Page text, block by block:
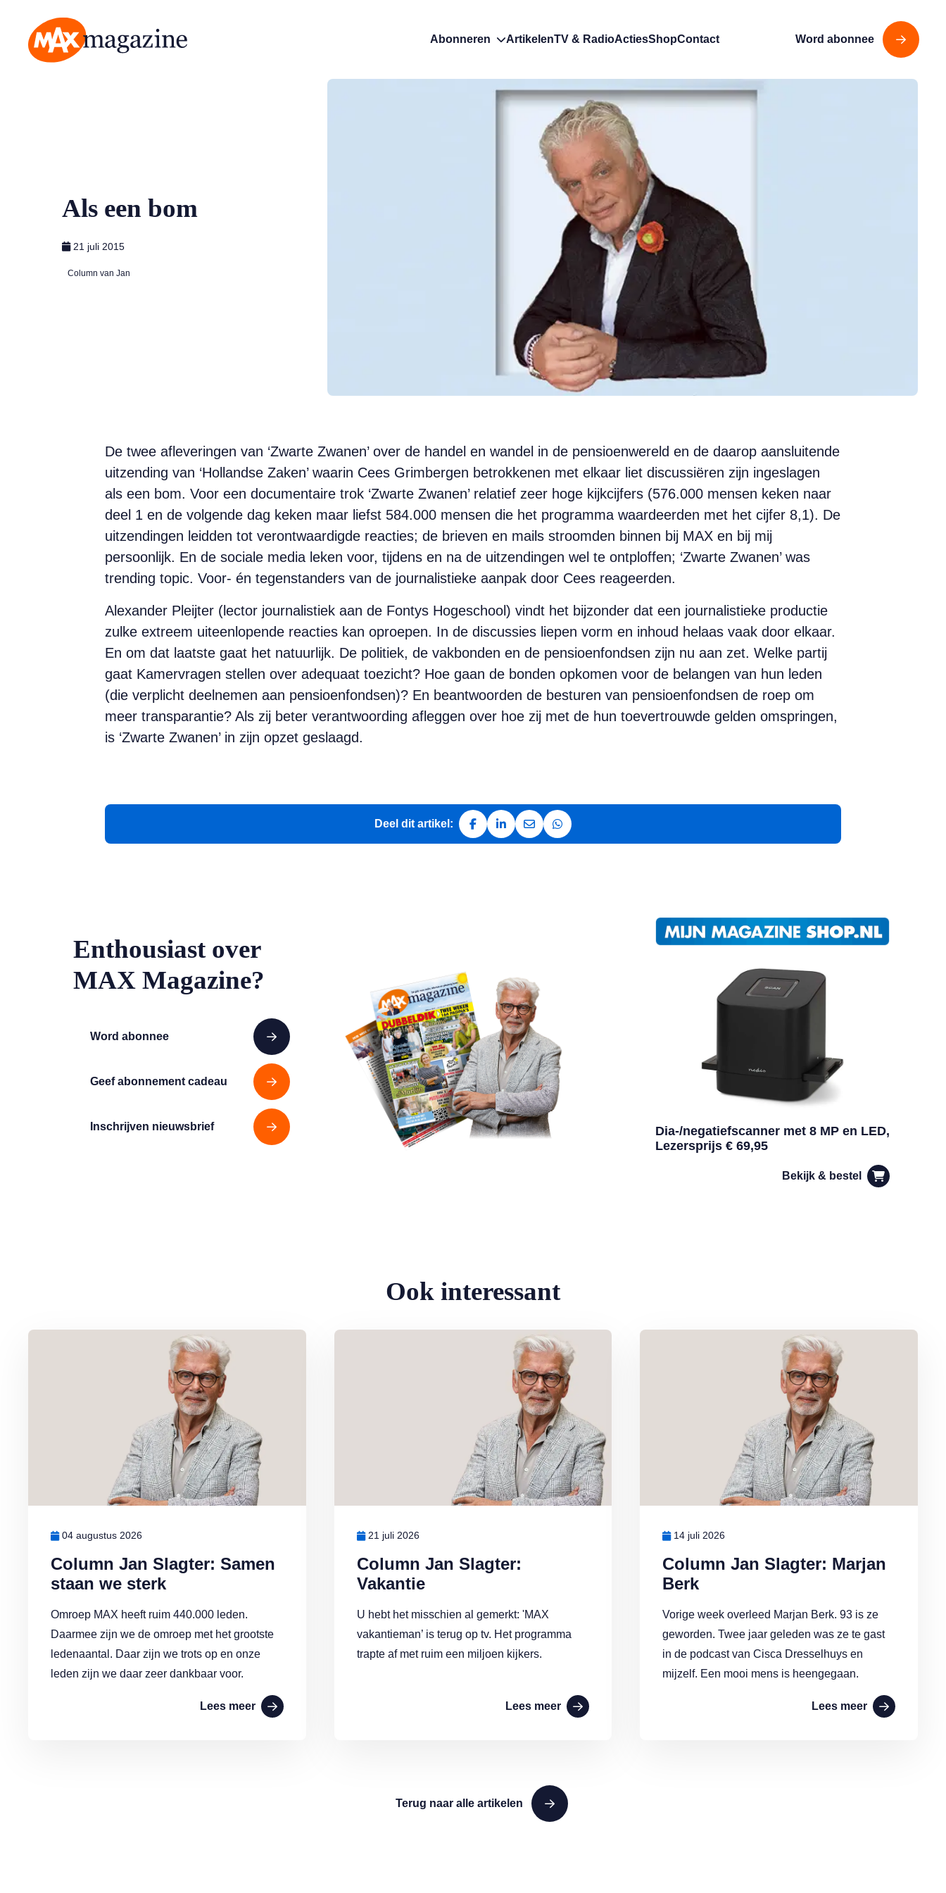
Abonneren ArtikelenTV & RadioActiesShopContact Word abonnee
Als een bom
21 juli 2015
Column van Jan
De twee afleveringen van ‘Zwarte Zwanen’ over de handel en wandel in de pensioenwereld en de daarop aansluitende
uitzending van ‘Hollandse Zaken’ waarin Cees Grimbergen betrokkenen met elkaar liet discussiëren zijn ingeslagen
als een bom. Voor een documentaire trok ‘Zwarte Zwanen’ relatief zeer hoge kijkcijfers (576.000 mensen keken naar
deel 1 en de volgende dag keken maar liefst 584.000 mensen die het programma waardeerden met het cijfer 8,1). De
uitzendingen leidden tot verontwaardigde reacties; de brieven en mails stroomden binnen bij MAX en bij mij
persoonlijk. En de sociale media leken voor, tijdens en na de uitzendingen wel te ontploffen; ‘Zwarte Zwanen’ was
trending topic. Voor- én tegenstanders van de journalistieke aanpak door Cees reageerden.
Alexander Pleijter (lector journalistiek aan de Fontys Hogeschool) vindt het bijzonder dat een journalistieke productie
zulke extreem uiteenlopende reacties kan oproepen. In de discussies liepen vorm en inhoud helaas vaak door elkaar.
En om dat laatste gaat het natuurlijk. De politiek, de vakbonden en de pensioenfondsen zijn nu aan zet. Welke partij
gaat Kamervragen stellen over adequaat toezicht? Hoe gaan de bonden opkomen voor de belangen van hun leden
(die ver­plicht deelnemen aan pensioenfondsen)? En beantwoorden de besturen van pensioenfondsen de roep om
meer transparantie? Als zij beter verantwoording afleggen over hoe zij met de hun toevertrouwde gelden omspringen,
is ‘Zwarte Zwanen’ in zijn opzet geslaagd.
Deel dit artikel:
Deel op Facebook
Deel op LinkedIn
Deel via e-mail
Deel via WhatsApp
Enthousiast over
MAX Magazine?
Word abonnee
Geef abonnement cadeau
Inschrijven nieuwsbrief
Dia-/negatiefscanner met 8 MP en LED,
Lezersprijs € 69,95
Bekijk & bestel
Ook interessant
Column Jan Slagter: Samen
staan we sterk
04 augustus 2026
Omroep MAX heeft ruim 440.000 leden.
Daarmee zijn we de omroep met het grootste
ledenaantal. Daar zijn we trots op en onze
leden zijn we daar zeer dankbaar voor.
Lees meer
Lees meer over Column Jan Slagter: Samen staan we sterk
Column Jan Slagter:
Vakantie
21 juli 2026
U hebt het misschien al gemerkt: 'MAX
vakantieman’ is terug op tv. Het programma
trapte af met ruim een miljoen kijkers.
Lees meer
Lees meer over Column Jan Slagter: Vakantie
Column Jan Slagter: Marjan
Berk
14 juli 2026
Vorige week overleed Marjan Berk. 93 is ze
geworden. Twee jaar geleden was ze te gast
in de podcast van Cisca Dresselhuys en
mijzelf. Een mooi mens is heengegaan.
Lees meer
Lees meer over Column Jan Slagter: Marjan Berk
Terug naar alle artikelen